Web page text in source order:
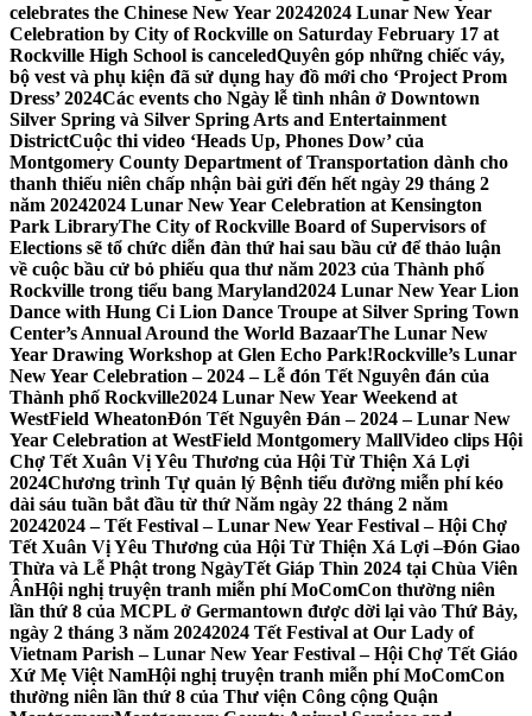
celebrates the Chinese New Year 20242024 Lunar New Year
Celebration by City of Rockville on Saturday February 17 at
Rockville High School is canceledQuyên góp những chiếc váy,
bộ vest và phụ kiện đã sử dụng hay đồ mới cho ‘Project Prom
Dress’ 2024Các events cho Ngày lễ tình nhân ở Downtown
Silver Spring và Silver Spring Arts and Entertainment
DistrictCuộc thi video ‘Heads Up, Phones Dow’ của
Montgomery County Department of Transportation dành cho
thanh thiếu niên chấp nhận bài gửi đến hết ngày 29 tháng 2
năm 20242024 Lunar New Year Celebration at Kensington
Park LibraryThe City of Rockville Board of Supervisors of
Elections sẽ tổ chức diễn đàn thứ hai sau bầu cử để thảo luận
về cuộc bầu cử bỏ phiếu qua thư năm 2023 của Thành phố
Rockville trong tiểu bang Maryland2024 Lunar New Year Lion
Dance with Hung Ci Lion Dance Troupe at Silver Spring Town
Center’s Annual Around the World BazaarThe Lunar New
Year Drawing Workshop at Glen Echo Park!Rockville’s Lunar
New Year Celebration – 2024 – Lễ đón Tết Nguyên đán của
Thành phố Rockville2024 Lunar New Year Weekend at
WestField WheatonĐón Tết Nguyên Đán – 2024 – Lunar New
Year Celebration at WestField Montgomery MallVideo clips Hội
Chợ Tết Xuân Vị Yêu Thương của Hội Từ Thiện Xá Lợi
2024Chương trình Tự quản lý Bệnh tiểu đường miễn phí kéo
dài sáu tuần bắt đầu từ thứ Năm ngày 22 tháng 2 năm
20242024 – Tết Festival – Lunar New Year Festival – Hội Chợ
Tết Xuân Vị Yêu Thương của Hội Từ Thiện Xá Lợi –Đón Giao
Thừa và Lễ Phật trong NgàyTết Giáp Thìn 2024 tại Chùa Viên
ÂnHội nghị truyện tranh miễn phí MoComCon thường niên
lần thứ 8 của MCPL ở Germantown được dời lại vào Thứ Bảy,
ngày 2 tháng 3 năm 20242024 Tết Festival at Our Lady of
Vietnam Parish – Lunar New Year Festival – Hội Chợ Tết Giáo
Xứ Mẹ Việt NamHội nghị truyện tranh miễn phí MoComCon
thường niên lần thứ 8 của Thư viện Công cộng Quận